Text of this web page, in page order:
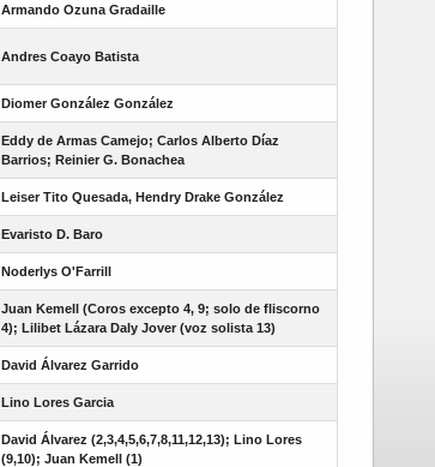
Armando Ozuna Gradaille
Andres Coayo Batista
Diomer González González
Eddy de Armas Camejo; Carlos Alberto Díaz
Barrios; Reinier G. Bonachea
Leiser Tito Quesada, Hendry Drake González
Evaristo D. Baro
Noderlys O'Farrill
Juan Kemell (Coros excepto 4, 9; solo de fliscorno
4); Lilibet Lázara Daly Jover (voz solista 13)
David Álvarez Garrido
Lino Lores Garcia
David Álvarez (2,3,4,5,6,7,8,11,12,13); Lino Lores
(9,10); Juan Kemell (1)